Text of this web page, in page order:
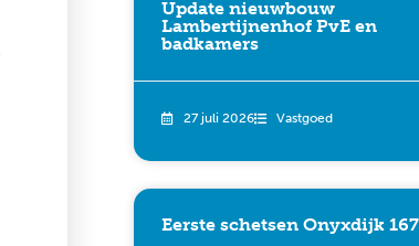
Update nieuwbouw
Lambertijnenhof PvE en
badkamers
27 juli 2026 Vastgoed
Eerste schetsen Onyxdijk